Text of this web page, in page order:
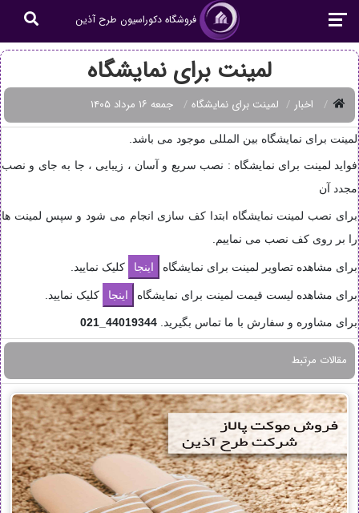
فروشگاه دکوراسیون طرح آذین
لمینت برای نمایشگاه
اخبار لمینت برای نمایشگاه جمعه ۱۶ مرداد ۱۴۰۵
لمینت برای نمایشگاه بین المللی موجود می باشد.
فواید لمینت برای نمایشگاه : نصب سریع و آسان ، زیبایی ، جا به جای و نصب
مجدد آن
برای نصب لمینت نمایشگاه ابتدا کف سازی انجام می شود و سپس لمینت ها
را بر روی کف نصب می نماییم.
برای مشاهده تصاویر لمینت برای نمایشگاه کلیک نمایید.
برای مشاهده لیست قیمت لمینت برای نمایشگاه کلیک نمایید.
برای مشاوره و سفارش با ما تماس بگیرید. 44019344_021
مقالات مرتبط